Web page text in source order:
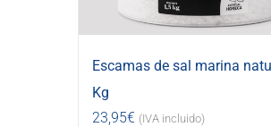
Escamas de sal marina
Kg
23,95€ (IVA incluido)